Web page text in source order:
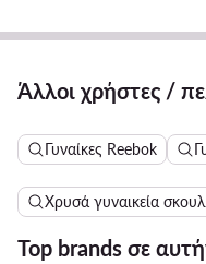
Άλλοι χρήστες /
Γυναίκες Reebok
Χρυσά γυναικεία
Top brands σε